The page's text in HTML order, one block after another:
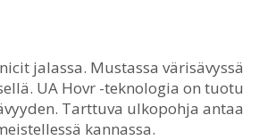
jalassa. Mustassa värisävyssä
UA Hovr -teknologia on tuotu
Tarttuva ulkopohja antaa
kannassa.